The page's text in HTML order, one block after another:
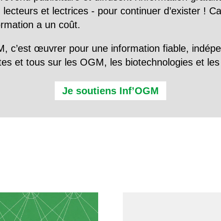
et lectrices - pour continuer d’exister !
a un coût.
c’est œuvrer pour une information fiable,
et tous sur les OGM, les biotechnologies et
Je soutiens Inf’OGM